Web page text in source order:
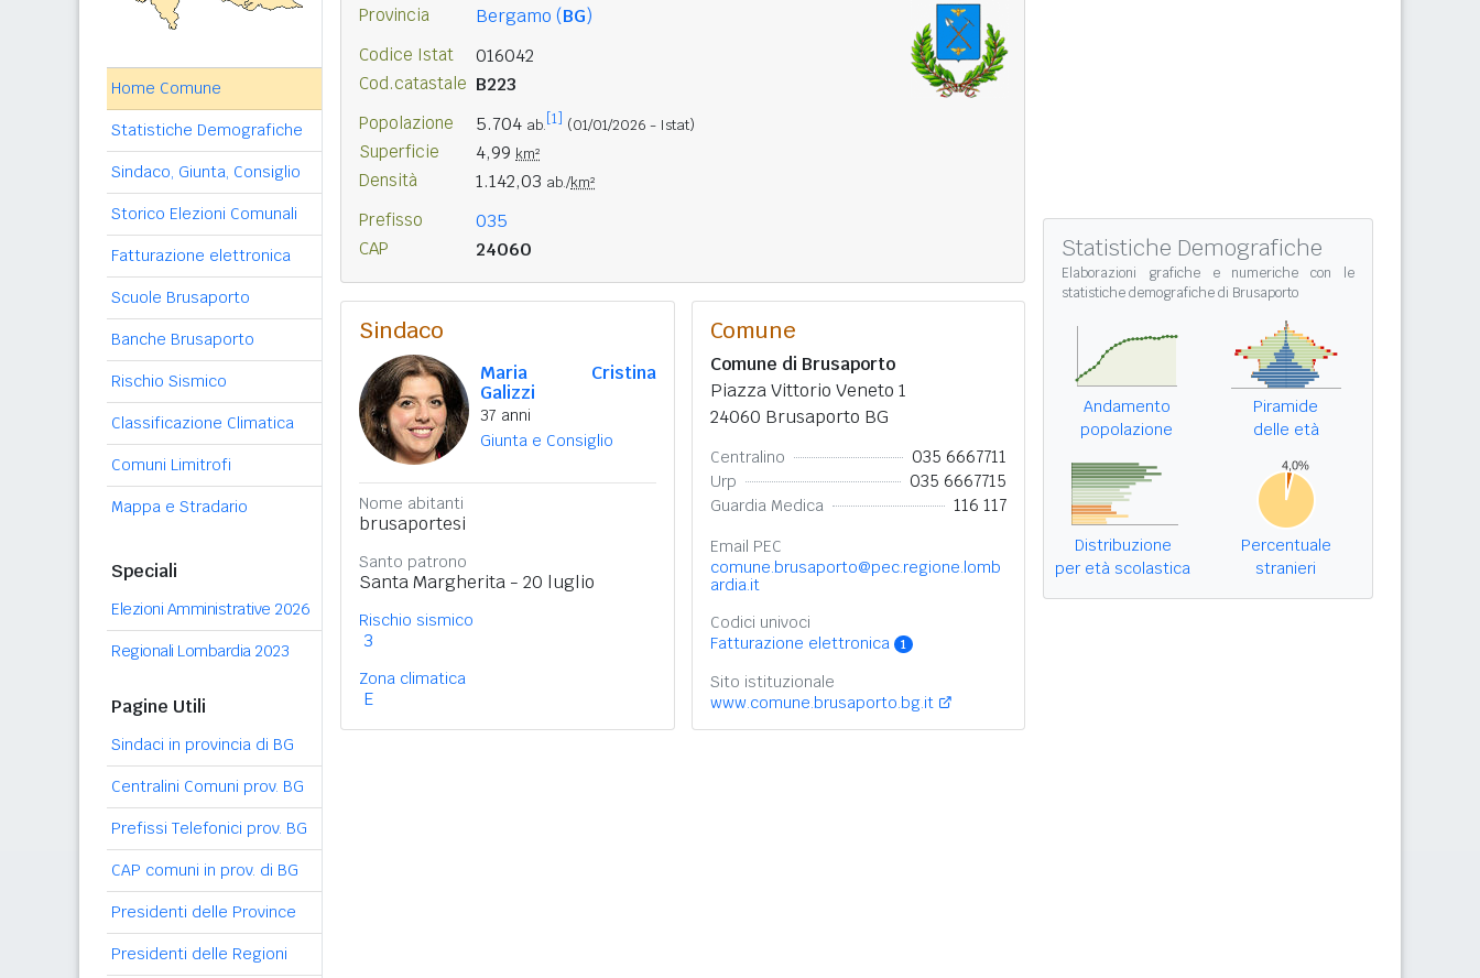
Home Comune
Statistiche Demografiche
Sindaco, Giunta, Consiglio
Storico Elezioni Comunali
Fatturazione elettronica
Scuole Brusaporto
Banche Brusaporto
Rischio Sismico
Classificazione Climatica
Comuni Limitrofi
Mappa e Stradario
Speciali
Elezioni Amministrative 2026
Regionali Lombardia 2023
Pagine Utili
Sindaci in provincia di BG
Centralini Comuni prov. BG
Prefissi Telefonici prov. BG
CAP comuni in prov. di BG
Presidenti delle Province
Presidenti delle Regioni
Provincia Bergamo (BG)
Codice Istat 016042
Cod.catastale B223
Popolazione 5.704 ab. [1] (01/01/2026 - Istat)
Superficie 4,99 km²
Densità 1.142,03 ab./km²
Prefisso 035
CAP 24060
Sindaco
Maria Cristina
Galizzi
37 anni
Giunta e Consiglio
Nome abitanti
brusaportesi
Santo patrono
Santa Margherita - 20 luglio
Rischio sismico
3
Zona climatica
E
Comune
Comune di Brusaporto
Piazza Vittorio Veneto 1
24060 Brusaporto BG
Centralino 035 6667711
Urp 035 6667715
Guardia Medica 116 117
Email PEC
comune.brusaporto@pec.regione.lomb
ardia.it
Codici univoci
Fatturazione elettronica
1
Sito istituzionale
www.comune.brusaporto.bg.it
Statistiche Demografiche
Elaborazioni grafiche e numeriche con le
statistiche demografiche di Brusaporto
Andamento
popolazione
Piramide
delle età
Distribuzione
per età scolastica
Percentuale
stranieri